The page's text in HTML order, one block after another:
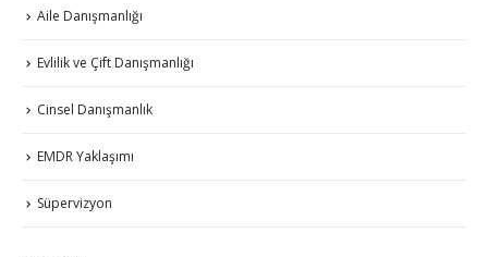
Aile Danışmanlığı
Evlilik ve Çift Danışmanlığı
Cinsel Danışmanlık
EMDR Yaklaşımı
Süpervizyon